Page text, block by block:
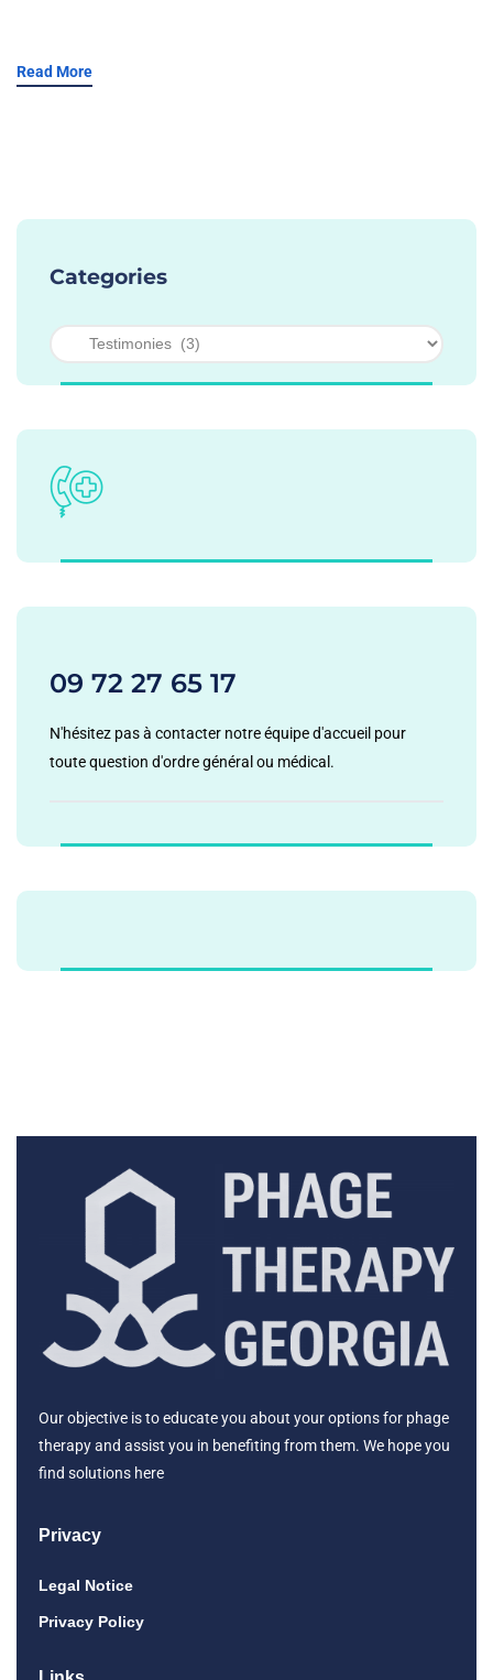
Read More
Categories
09 72 27 65 17
N'hésitez pas à contacter notre équipe d'accueil pour
toute question d'ordre général ou médical.
Our objective is to educate you about your options for phage
therapy and assist you in benefiting from them. We hope you
find solutions here
Privacy
Legal Notice
Privacy Policy